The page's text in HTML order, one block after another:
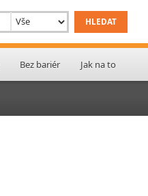
Bez bariér Jak na to